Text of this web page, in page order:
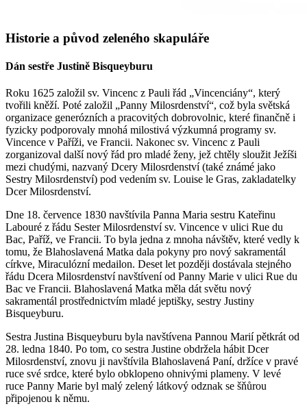
Historie a původ zeleného skapuláře
Dán sestře Justině Bisqueyburu
Roku 1625 založil sv. Vincenc z Pauli řád „Vincenciány“, který
tvořili kněží. Poté založil „Panny Milosrdenství“, což byla světská
organizace generózních a pracovitých dobrovolnic, které finančně i
fyzicky podporovaly mnohá milostivá výzkumná programy sv.
Vincence v Paříži, ve Francii. Nakonec sv. Vincenc z Pauli
zorganizoval další nový řád pro mladé ženy, jež chtěly sloužit Ježíši
mezi chudými, nazvaný Dcery Milosrdenství (také známé jako
Sestry Milosrdenství) pod vedením sv. Louise le Gras, zakladatelky
Dcer Milosrdenství.
Dne 18. července 1830 navštívila Panna Maria sestru Kateřinu
Labouré z řádu Sester Milosrdenství sv. Vincence v ulici Rue du
Bac, Paříž, ve Francii. To byla jedna z mnoha návštěv, které vedly k
tomu, že Blahoslavená Matka dala pokyny pro nový sakramentál
církve, Miraculózní medailon. Deset let později dostávala stejného
řádu Dcera Milosrdenství navštívení od Panny Marie v ulici Rue du
Bac ve Francii. Blahoslavená Matka měla dát světu nový
sakramentál prostřednictvím mladé jeptišky, sestry Justiny
Bisqueyburu.
Sestra Justina Bisqueyburu byla navštívena Pannou Marií pětkrát od
28. ledna 1840. Po tom, co sestra Justine obdržela hábit Dcer
Milosrdenství, znovu ji navštívila Blahoslavená Paní, držíce v pravé
ruce své srdce, které bylo obklopeno ohnivými plameny. V levé
ruce Panny Marie byl malý zelený látkový odznak se šňůrou
připojenou k němu.